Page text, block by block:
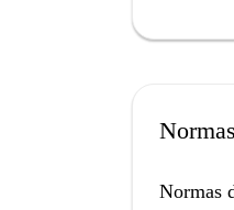
Normas